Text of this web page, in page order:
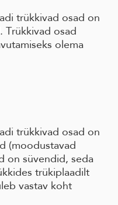
trükkivad osad on
Trükkivad osad
olema
trükkivad osad on
(moodustavad
on süvendid, seda
trükiplaadilt
vastav koht